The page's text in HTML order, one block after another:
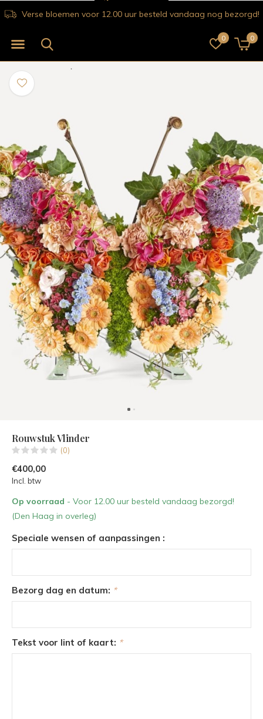
0 0
Verse bloemen voor 12.00 uur besteld vandaag nog bezorgd!
Rouwstuk Vlinder
(0)
€400,00
Incl. btw
Op voorraad - Voor 12.00 uur besteld vandaag bezorgd!
(Den Haag in overleg)
Speciale wensen of aanpassingen :
Bezorg dag en datum: *
Tekst voor lint of kaart: *